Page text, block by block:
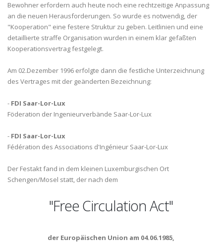
Bewohner erfordern auch heute noch eine rechtzeitige Anpassung
an die neuen Herausforderungen. So wurde es notwendig, der
"Kooperation" eine festere Struktur zu geben. Leitlinien und eine
detaillierte straffe Organisation wurden in einem klar gefaßten
Kooperationsvertrag festgelegt.
Am 02.Dezember 1996 erfolgte dann die festliche Unterzeichnung
des Vertrages mit der geänderten Bezeichnung:
- FDI Saar-Lor-Lux
Föderation der Ingenieurverbände Saar-Lor-Lux
- FDI Saar-Lor-Lux
Fédération des Associations d'Ingénieur Saar-Lor-Lux
Der Festakt fand in dem kleinen Luxemburgischen Ort
Schengen/Mosel statt, der nach dem
"Free Circulation Act"
der Europäischen Union am 04.06.1985,